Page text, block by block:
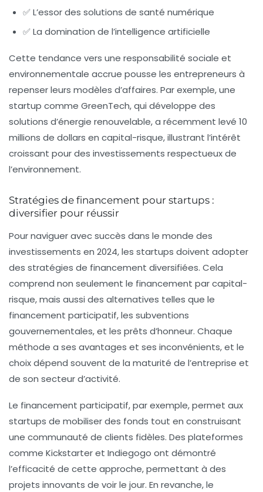
✅ L’essor des solutions de santé numérique
✅ La domination de l’intelligence artificielle
Cette tendance vers une responsabilité sociale et
environnementale accrue pousse les entrepreneurs à
repenser leurs modèles d’affaires. Par exemple, une
startup comme GreenTech, qui développe des
solutions d’énergie renouvelable, a récemment levé 10
millions de dollars en capital-risque, illustrant l’intérêt
croissant pour des investissements respectueux de
l’environnement.
Stratégies de financement pour startups :
diversifier pour réussir
Pour naviguer avec succès dans le monde des
investissements en 2024, les startups doivent adopter
des stratégies de financement diversifiées. Cela
comprend non seulement le financement par capital-
risque, mais aussi des alternatives telles que le
financement participatif, les subventions
gouvernementales, et les prêts d’honneur. Chaque
méthode a ses avantages et ses inconvénients, et le
choix dépend souvent de la maturité de l’entreprise et
de son secteur d’activité.
Le financement participatif, par exemple, permet aux
startups de mobiliser des fonds tout en construisant
une communauté de clients fidèles. Des plateformes
comme Kickstarter et Indiegogo ont démontré
l’efficacité de cette approche, permettant à des
projets innovants de voir le jour. En revanche, le